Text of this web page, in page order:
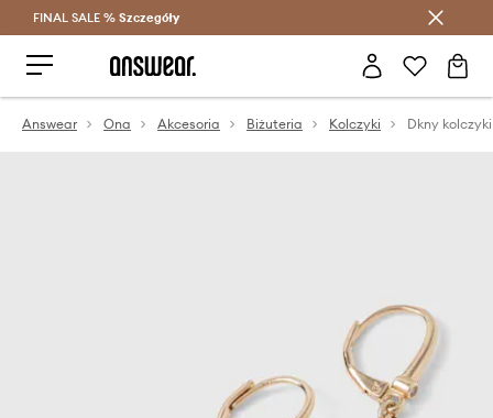
Oszczędzaj z Answear Club >
FINAL SALE % Szczegóły
Answear Ona Akcesoria Biżuteria Kolczyki Dkny kolczyki